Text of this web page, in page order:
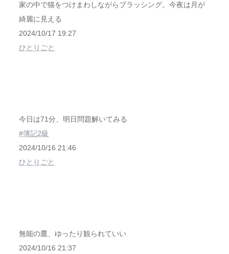
家の中で猫をつけまわしながらブラッシング。今夜は月が
綺麗に見える
2024/10/17 19:27
ひとりごと
今日は71分、明日問題解いてみる
#簿記2級
2024/10/16 21:46
ひとりごと
無能の鷹、ゆったり観られていい
2024/10/16 21:37